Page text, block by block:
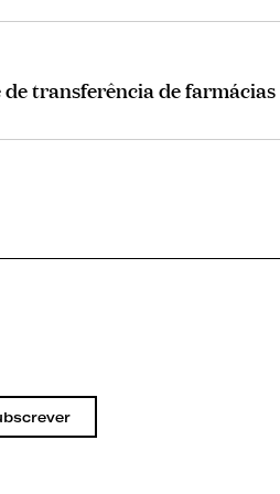
transferência de farmácias